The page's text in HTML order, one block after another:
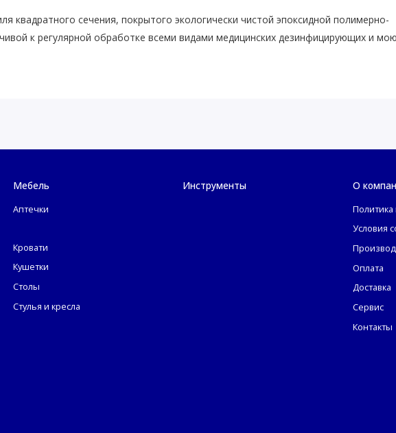
квадратного сечения, покрытого экологически чистой эпоксидной полимерно-
к регулярной обработке всеми видами медицинских дезинфицирующих и
Мебель
Аптечки
Кровати
Кушетки
Столы
Стулья и кресла
Инструменты О
Условия
Оплата
Доставка
Сервис
Контакты